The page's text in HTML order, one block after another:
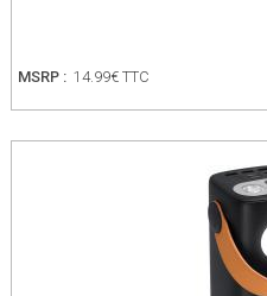
MSRP : 14.99€ TTC